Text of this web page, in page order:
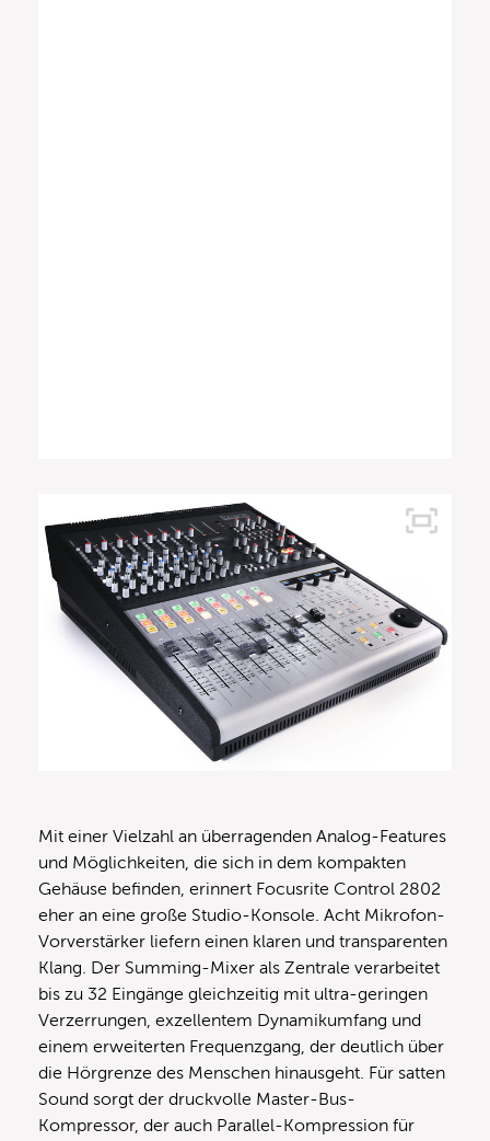
Mit einer Vielzahl an überragenden Analog-Features
und Möglichkeiten, die sich in dem kompakten
Gehäuse befinden, erinnert Focusrite Control 2802
eher an eine große Studio-Konsole. Acht Mikrofon-
Vorverstärker liefern einen klaren und transparenten
Klang. Der Summing-Mixer als Zentrale verarbeitet
bis zu 32 Eingänge gleichzeitig mit ultra-geringen
Verzerrungen, exzellentem Dynamikumfang und
einem erweiterten Frequenzgang, der deutlich über
die Hörgrenze des Menschen hinausgeht. Für satten
Sound sorgt der druckvolle Master-Bus-
Kompressor, der auch Parallel-Kompression für